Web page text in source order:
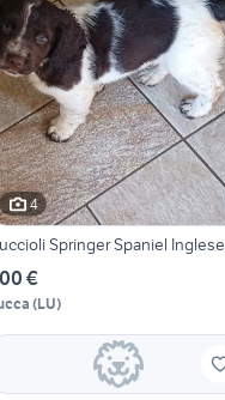
4
Springer Spaniel Inglese
€
(LU)